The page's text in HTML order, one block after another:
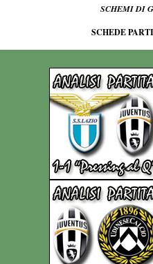
SCHEMI DI
SCHEDE